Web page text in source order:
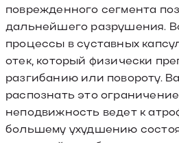
поврежденного сегмента
дальнейшего разрушения.
процессы в суставных
отек, который физически
разгибанию или повороту.
распознать это
неподвижность ведет к
большему ухудшению